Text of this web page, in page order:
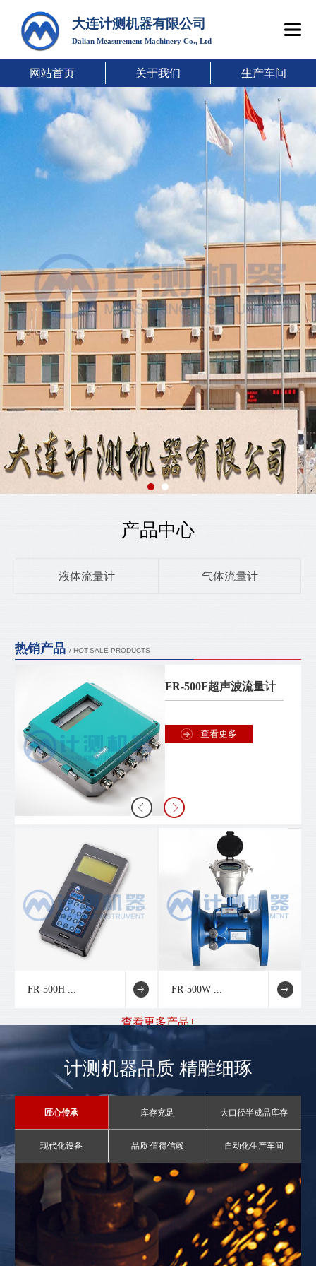
大连计测机器有限公司
Dalian Measurement Machinery Co., Ltd
网站首页 关于我们 生产车间
产品中心
液体流量计 气体流量计
热销产品 / HOT-SALE PRODUCTS
FR-500F超声波流量计
查看更多
FR-500H ... FR-500W ...
查看更多产品+
计测机器品质 精雕细琢
匠心传承 库存充足 大口径半成品库存
现代化设备 品质 值得信赖 自动化生产车间